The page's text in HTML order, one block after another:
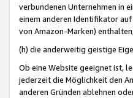
verbundenen Unternehmen in
einem anderen Identifikator
von Amazon-Marken)
(h) die anderweitig geistige
Ob eine Website geeignet ist,
jederzeit die Möglichkeit den
anderen Gründen ablehnen